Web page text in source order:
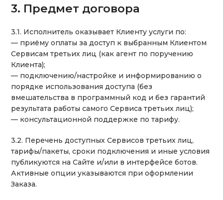
3. Предмет договора
3.1. Исполнитель оказывает Клиенту услуги по:
— приёму оплаты за доступ к выбранным Клиентом
Сервисам третьих лиц (как агент по поручению
Клиента);
— подключению/настройке и информированию о
порядке использования доступа (без
вмешательства в программный код и без гарантий
результата работы самого Сервиса третьих лиц);
— консультационной поддержке по тарифу.
3.2. Перечень доступных Сервисов третьих лиц,
тарифы/пакеты, сроки подключения и иные условия
публикуются на Сайте и/или в интерфейсе ботов.
Активные опции указываются при оформлении
Заказа.